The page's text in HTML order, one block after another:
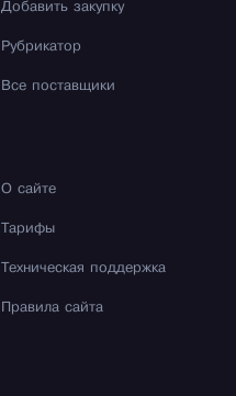
Добавить закупку
Рубрикатор
Все поставщики
О сайте
Тарифы
Техническая поддержка
Правила сайта